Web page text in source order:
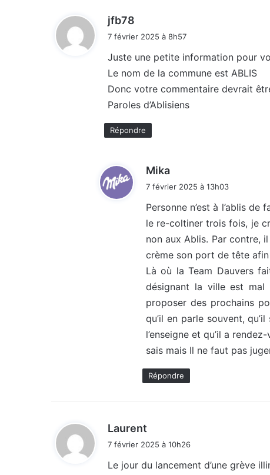
jfb78
:
7 février 2025 à 8h57
Juste une petite information pour
Le nom de la commune est ABLIS
Donc votre commentaire devrait
Paroles d’Ablisiens
Répondre
Mika
:
7 février 2025 à 13h03
Personne n’est à l’ablis
le re-coltiner trois fois, je
non aux Ablis. Par contre,
crème son port de tête
Là où la Team Dauvers
désignant la ville est mal
proposer des prochains
qu’il en parle souvent,
l’enseigne et qu’il a
sais mais Il ne faut pas
Répondre
Laurent
7 février 2025 à 10h26
Le jour du lancement d’une grève